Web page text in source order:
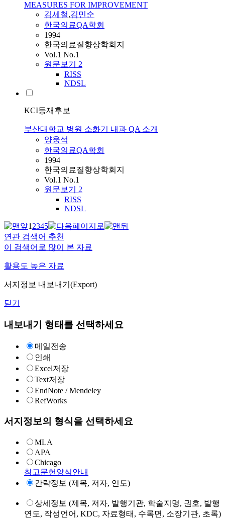
MEASURES FOR IMPROVEMENT
김세철,김민순
한국의료QA학회
1994
한국의료질향상학회지
Vol.1 No.1
원문보기 2
RISS
NDSL
KCI등재후보
부산대학교 병원 소화기 내과 QA 소개
양웅석
한국의료QA학회
1994
한국의료질향상학회지
Vol.1 No.1
원문보기 2
RISS
NDSL
12345
연관 검색어 추천
이 검색어로 많이 본 자료
활용도 높은 자료
서지정보 내보내기(Export)
닫기
내보내기 형태를 선택하세요
메일전송
인쇄
Excel저장
Text저장
EndNote / Mendeley
RefWorks
서지정보의 형식을 선택하세요
MLA
APA
Chicago
참고문헌양식안내
간략정보 (제목, 저자, 연도)
상세정보 (제목, 저자, 발행기관, 학술지명, 권호, 발행
연도, 작성언어, KDC, 자료형태, 수록면, 소장기관, 초록)